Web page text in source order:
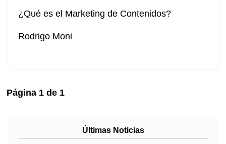
¿Qué es el Marketing de Contenidos?
Rodrigo Moni
Página 1 de 1
Últimas Noticias